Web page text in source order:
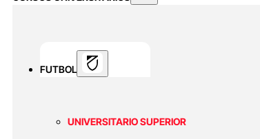
FUTBOL
UNIVERSITARIO SUPERIOR